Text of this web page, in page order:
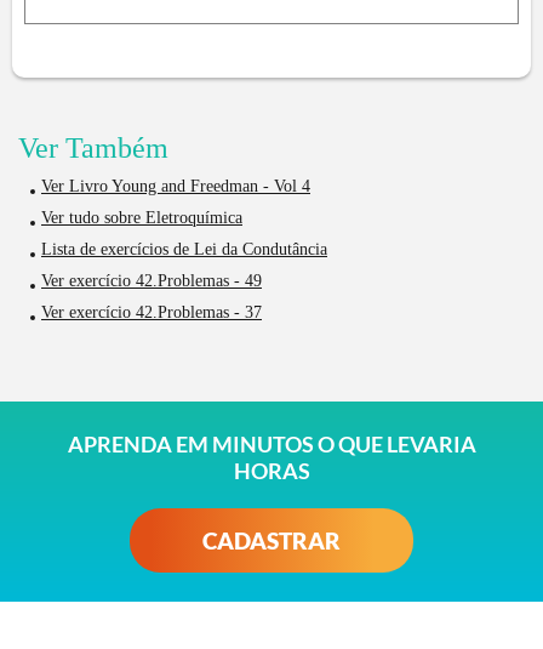
Ver Também
Ver Livro Young and Freedman - Vol 4
Ver tudo sobre Eletroquímica
Lista de exercícios de Lei da Condutância
Ver exercício 42.Problemas - 49
Ver exercício 42.Problemas - 37
APRENDA EM MINUTOS O QUE LEVARIA
HORAS
CADASTRAR